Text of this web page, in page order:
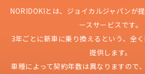
NORIDOKIとは、ジョイカルジャパンが
ースサービスです。
3年ごとに新車に乗り換えるという、 全
提供します。
車種によって契約年数は異なりますので